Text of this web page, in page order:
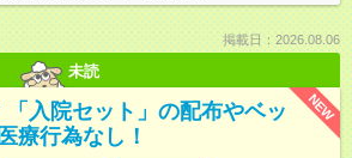
掲載日：2026.08.06
未読
NEW
入院セット」の配布やベッ
療行為なし！